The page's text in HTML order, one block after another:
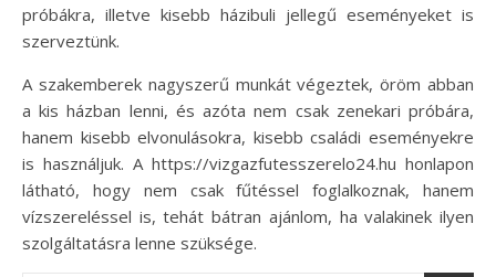
próbákra, illetve kisebb házibuli jellegű eseményeket is
szerveztünk.
A szakemberek nagyszerű munkát végeztek, öröm abban
a kis házban lenni, és azóta nem csak zenekari próbára,
hanem kisebb elvonulásokra, kisebb családi eseményekre
is használjuk. A https://vizgazfutesszerelo24.hu honlapon
látható, hogy nem csak fűtéssel foglalkoznak, hanem
vízszereléssel is, tehát bátran ajánlom, ha valakinek ilyen
szolgáltatásra lenne szüksége.